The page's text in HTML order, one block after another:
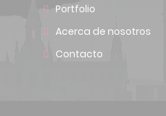
Portfolio
Acerca de nosotros
Contacto